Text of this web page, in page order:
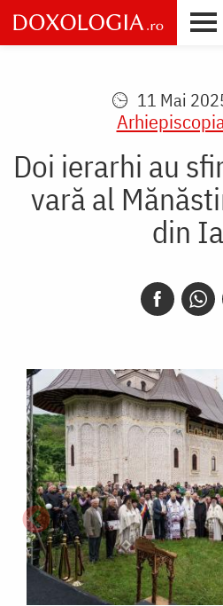
Skip
to
main
11 Mai
Doi ierarhi au
vară al
din